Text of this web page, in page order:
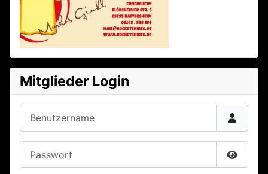
Mitglieder Login